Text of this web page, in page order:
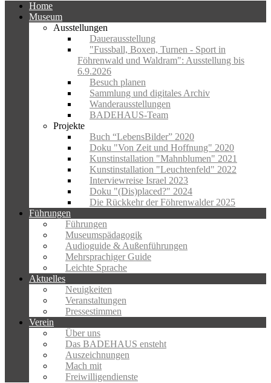
Home
Museum
Ausstellungen
Dauerausstellung
"Fussball, Boxen, Turnen - Sport in
Föhrenwald und Waldram": Ausstellung bis
6.9.2026
Besuch planen
Sammlung und digitales Archiv
Wanderausstellungen
BADEHAUS-Team
Projekte
Buch “LebensBilder” 2020
Doku "Von Zeit und Hoffnung" 2020
Kunstinstallation "Mahnblumen" 2021
Kunstinstallation "Leuchtenfeld" 2022
Interviewreise Israel 2023
Doku "(Dis)placed?" 2024
Die Rückkehr der Föhrenwalder 2025
Führungen
Führungen
Museumspädagogik
Audioguide & Außenführungen
Mehrsprachiger Guide
Leichte Sprache
Aktuelles
Neuigkeiten
Veranstaltungen
Pressestimmen
Verein
Über uns
Das BADEHAUS ensteht
Auszeichnungen
Mach mit
Freiwilligendienste